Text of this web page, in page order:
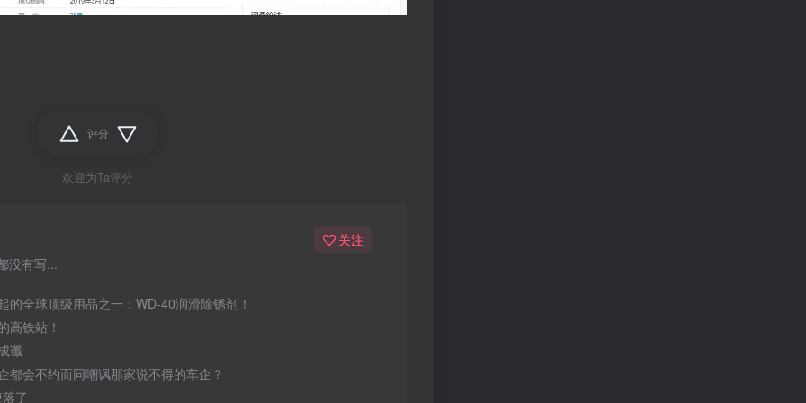
评分
欢迎为Ta评分
没有写...
关注
的全球顶级用品之一：WD-40润滑除锈剂！
高铁站！
谶
都会不约而同嘲讽那家说不得的车企？
了